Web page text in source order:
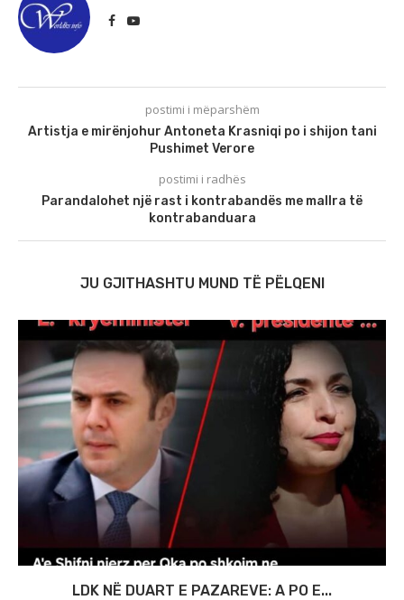
postimi i mëparshëm
Artistja e mirënjohur Antoneta Krasniqi po i shijon tani
Pushimet Verore
postimi i radhës
Parandalohet një rast i kontrabandës me mallra të
kontrabanduara
JU GJITHASHTU MUND TË PËLQENI
LDK NË DUART E PAZAREVE: A PO E...